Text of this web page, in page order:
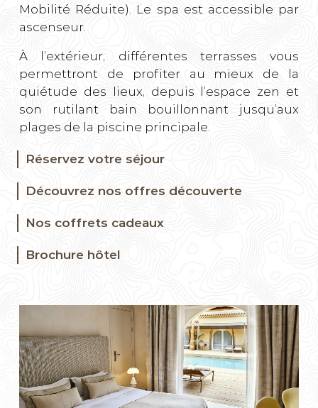
Mobilité Réduite). Le spa est accessible par
ascenseur.
À l’extérieur, différentes terrasses vous
permettront de profiter au mieux de la
quiétude des lieux, depuis l’espace zen et
son rutilant bain bouillonnant jusqu’aux
plages de la piscine principale.
Réservez votre séjour
Découvrez nos offres découverte
Nos coffrets cadeaux
Brochure hôtel